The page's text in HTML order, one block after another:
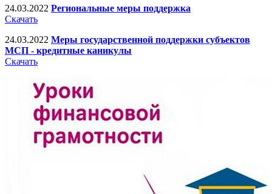
24.03.2022 Региональные меры поддержка
Скачать
24.03.2022 Меры государственной поддержки субъектов
МСП - кредитные каникулы
Скачать